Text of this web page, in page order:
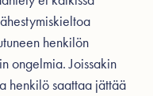
henkilön
ongelmia. Joissakin
henkilö saattaa jättää